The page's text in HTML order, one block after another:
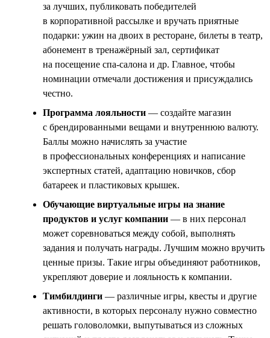
за лучших, публиковать победителей
в корпоративной рассылке и вручать приятные
подарки: ужин на двоих в ресторане, билеты в театр,
абонемент в тренажёрный зал, сертификат
на посещение спа-салона и др. Главное, чтобы
номинации отмечали достижения и присуждались
честно.
Программа лояльности — создайте магазин
с брендированными вещами и внутреннюю валюту.
Баллы можно начислять за участие
в профессиональных конференциях и написание
экспертных статей, адаптацию новичков, сбор
батареек и пластиковых крышек.
Обучающие виртуальные игры на знание
продуктов и услуг компании — в них персонал
может соревноваться между собой, выполнять
задания и получать награды. Лучшим можно вручить
ценные призы. Такие игры объединяют работников,
укрепляют доверие и лояльность к компании.
Тимбилдинги — различные игры, квесты и другие
активности, в которых персоналу нужно совместно
решать головоломки, выпутываться из сложных